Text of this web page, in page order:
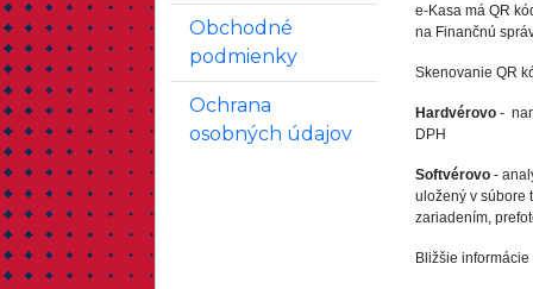
Obchodné
podmienky
Ochrana
osobných údajov
e-Kasa má QR
na Finančnú
Skenovanie QR
Hardvérovo -
DPH
Softvérovo -
uložený v súbore
zariadením,
Bližšie